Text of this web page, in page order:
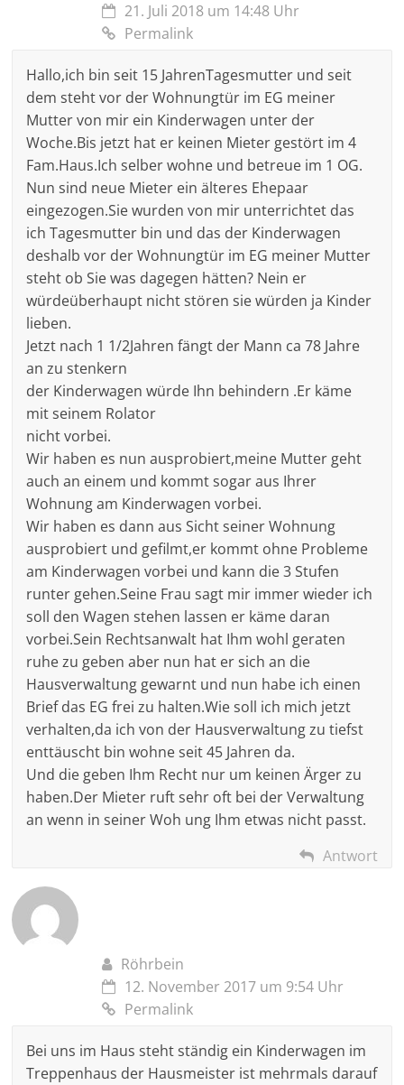
21. Juli 2018 um 14:48 Uhr
Permalink
Hallo,ich bin seit 15 JahrenTagesmutter und seit
dem steht vor der Wohnungtür im EG meiner
Mutter von mir ein Kinderwagen unter der
Woche.Bis jetzt hat er keinen Mieter gestört im 4
Fam.Haus.Ich selber wohne und betreue im 1 OG.
Nun sind neue Mieter ein älteres Ehepaar
eingezogen.Sie wurden von mir unterrichtet das
ich Tagesmutter bin und das der Kinderwagen
deshalb vor der Wohnungtür im EG meiner Mutter
steht ob Sie was dagegen hätten? Nein er
würdeüberhaupt nicht stören sie würden ja Kinder
lieben.
Jetzt nach 1 1/2Jahren fängt der Mann ca 78 Jahre
an zu stenkern
der Kinderwagen würde Ihn behindern .Er käme
mit seinem Rolator
nicht vorbei.
Wir haben es nun ausprobiert,meine Mutter geht
auch an einem und kommt sogar aus Ihrer
Wohnung am Kinderwagen vorbei.
Wir haben es dann aus Sicht seiner Wohnung
ausprobiert und gefilmt,er kommt ohne Probleme
am Kinderwagen vorbei und kann die 3 Stufen
runter gehen.Seine Frau sagt mir immer wieder ich
soll den Wagen stehen lassen er käme daran
vorbei.Sein Rechtsanwalt hat Ihm wohl geraten
ruhe zu geben aber nun hat er sich an die
Hausverwaltung gewarnt und nun habe ich einen
Brief das EG frei zu halten.Wie soll ich mich jetzt
verhalten,da ich von der Hausverwaltung zu tiefst
enttäuscht bin wohne seit 45 Jahren da.
Und die geben Ihm Recht nur um keinen Ärger zu
haben.Der Mieter ruft sehr oft bei der Verwaltung
an wenn in seiner Woh ung Ihm etwas nicht passt.
Antwort
Röhrbein
12. November 2017 um 9:54 Uhr
Permalink
Bei uns im Haus steht ständig ein Kinderwagen im
Treppenhaus der Hausmeister ist mehrmals darauf